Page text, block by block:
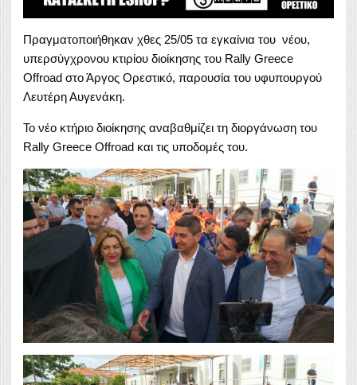
Πραγματοποιήθηκαν χθες 25/05 τα εγκαίνια του νέου,
υπερσύγχρονου κτιρίου διοίκησης του Rally Greece
Offroad στο Άργος Ορεστικό, παρουσία του υφυπουργού
Λευτέρη Αυγενάκη.
Το νέο κτήριο διοίκησης αναβαθμίζει τη διοργάνωση του
Rally Greece Offroad και τις υποδομές του.